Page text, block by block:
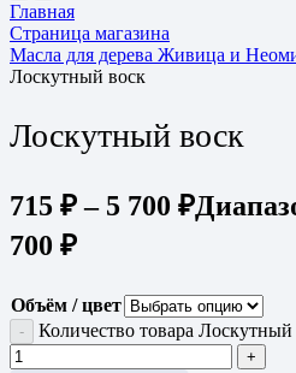
Главная
Страница магазина
Масла для дерева Живица и
Лоскутный воск
Лоскутный воск
715 ₽ – 5 700 ₽
700 ₽
Объём / цвет
Количество товара Лоскутный